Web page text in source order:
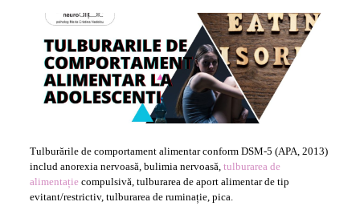
Tulburările de comportament alimentar conform DSM-5 (APA, 2013)
includ anorexia nervoasă, bulimia nervoasă, tulburarea de
alimentațiecompulsivă, tulburarea de aport alimentar de tip
evitant/restrictiv, tulburarea de ruminație, pica.